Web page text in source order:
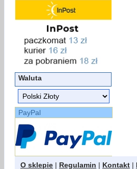
Waluta
PayPal
O sklepie | Regulamin | Kontakt |